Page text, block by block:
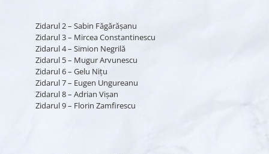
Zidarul 2 – Sabin Făgărășanu
Zidarul 3 – Mircea Constantinescu
Zidarul 4 – Simion Negrilă
Zidarul 5 – Mugur Arvunescu
Zidarul 6 – Gelu Nițu
Zidarul 7 – Eugen Ungureanu
Zidarul 8 – Adrian Vișan
Zidarul 9 – Florin Zamfirescu